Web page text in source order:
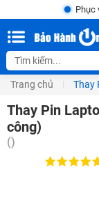
Phục
Trang chủ Thay
Thay Pin
công)
()